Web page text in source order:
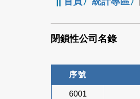
閉鎖性公司名錄
序號
6001